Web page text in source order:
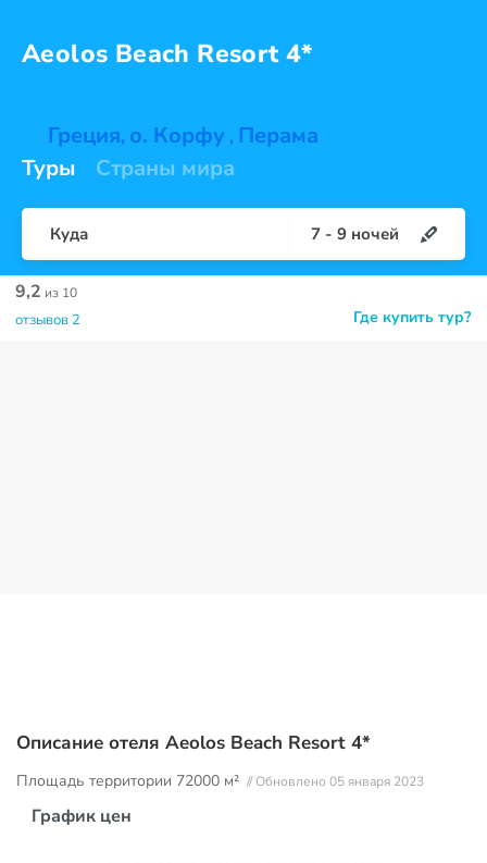
Aeolos Beach Resort 4*
Греция, о. Корфу , Перама
Туры
Страны мира
Куда 7 - 9 ночей
Где купить тур?
9,2 из 10
отзывов 2
Описание отеля Aeolos Beach Resort 4*
Площадь территории 72000 м² // Обновлено 05 января 2023
График цен